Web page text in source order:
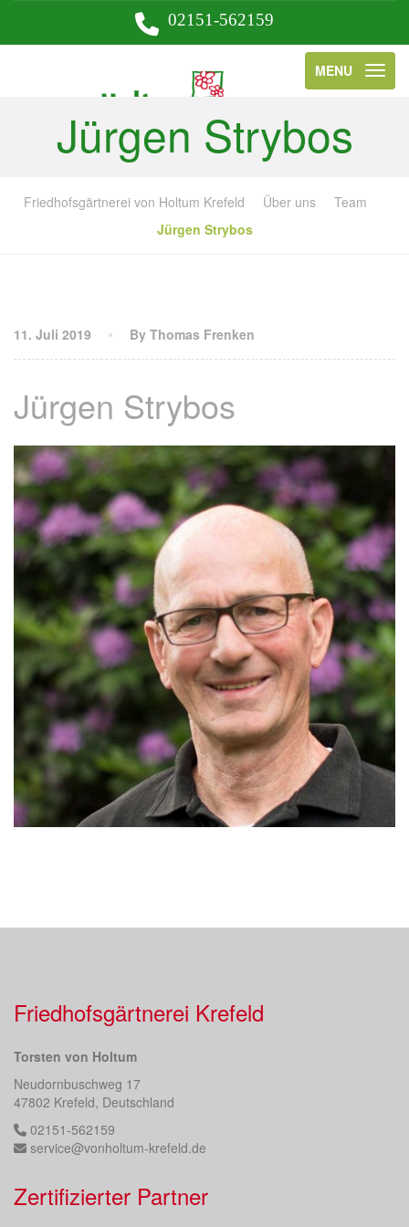
02151-562159
MENU
Jürgen Strybos
Friedhofsgärtnerei von Holtum Krefeld Über uns
Team
Jürgen Strybos
11. Juli 2019 By Thomas Frenken
Jürgen Strybos
Friedhofsgärtnerei Krefeld
Torsten von Holtum
Neudornbuschweg 17
47802 Krefeld, Deutschland
02151-562159
service@vonholtum-krefeld.de
Zertifizierter Partner